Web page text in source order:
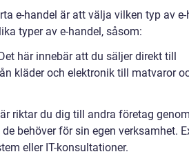
e-handel är att välja vilken typ av
typer av e-handel, såsom:
här innebär att du säljer direkt till
kläder och elektronik till matvaror
riktar du dig till andra företag
behöver för sin egen verksamhet.
eller IT-konsultationer.